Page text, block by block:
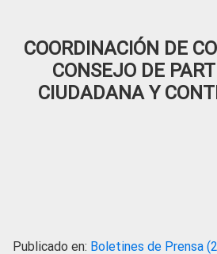
COORDINACIÓN DE
CONSEJO DE
CIUDADANA Y
Publicado en: Boletines de Prensa